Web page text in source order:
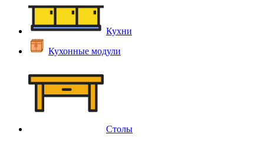
Кухни
Кухонные модули
Столы